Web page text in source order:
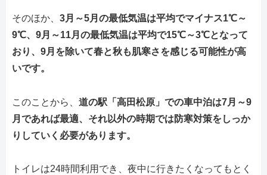
そのほか、 3月～5月の最低気温は平均でマイナス1℃～
9℃、9月～11月の最低気温は平均で15℃～3℃となって
おり、9月を除いて春と秋も肌寒さを感じる可能性が高
いです。
このことから、 道の駅「高田松原」での車中泊は7月～9
月であれば最適、それ以外の時期では防寒対策をしっか
りしていく必要があります。
トイレは24時間利用でき、夜中に行きたくなってもとく